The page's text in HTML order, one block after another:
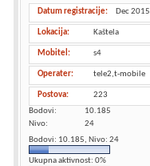
Datum registracije Dec 2015
Lokacija Kaštela
Mobitel s4
Operater tele2,t-mobile
Postova
223
Bodovi
10.185
Nivo
24
Bodovi: 10.185, Nivo: 24
Ukupna aktivnost: 0%